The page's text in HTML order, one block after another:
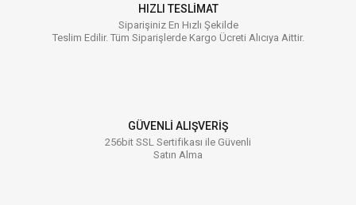
HIZLI TESLİMAT
Siparişiniz En Hızlı Şekilde
Teslim Edilir. Tüm Siparişlerde Kargo Ücreti Alıcıya Aittir.
GÜVENLİ ALIŞVERİŞ
256bit SSL Sertifikası ile Güvenli
Satın Alma